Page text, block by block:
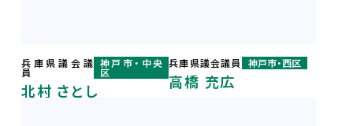
兵庫県議会議
員
神戸市・中央
区
北村 さとし
兵庫県議会議員 神戸市・西区
高橋 充広